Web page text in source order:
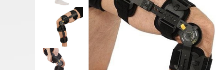
PROTEZE PENTRU MEMBRUL
PROTEZE PENTRU MEMBRUL
INFERIOR
ORTEZE PE MASURA